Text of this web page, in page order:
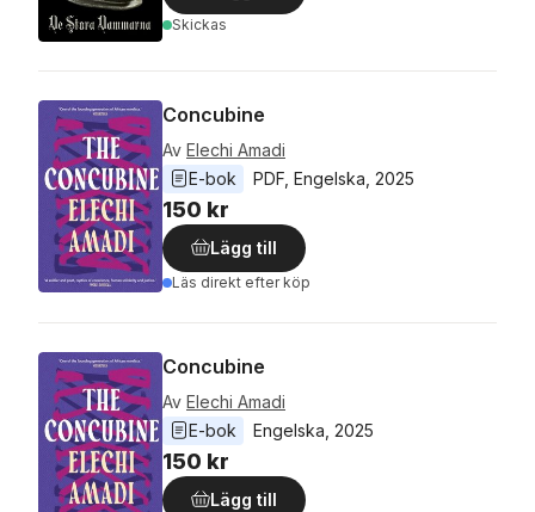
Skickas
Concubine
Av Elechi Amadi
E-bok
PDF Engelska 2025
150 kr
Lägg till
Läs direkt efter köp
Concubine
Av Elechi Amadi
E-bok
Engelska 2025
150 kr
Lägg till